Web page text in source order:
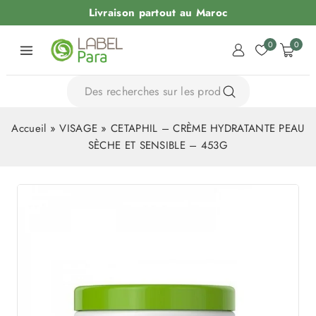
Livraison partout au Maroc
0 0
Accueil »VISAGE »CETAPHIL – CRÈME HYDRATANTE PEAU
SÈCHE ET SENSIBLE – 453G